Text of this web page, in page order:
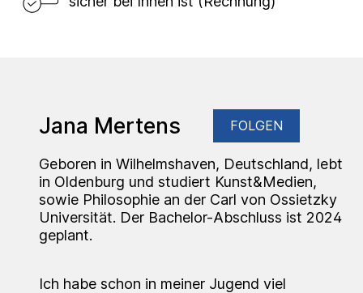
Jana Mertens FOLGEN
Geboren in Wilhelmshaven, Deutschland, lebt
in Oldenburg und studiert Kunst&Medien,
sowie Philosophie an der Carl von Ossietzky
Universität. Der Bachelor-Abschluss ist 2024
geplant.
Ich habe schon in meiner Jugend viel